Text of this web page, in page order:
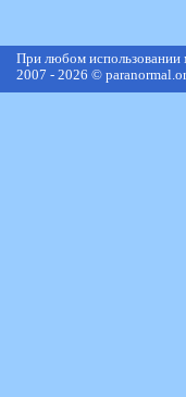
При любом использовании
2007 - 2026 ©